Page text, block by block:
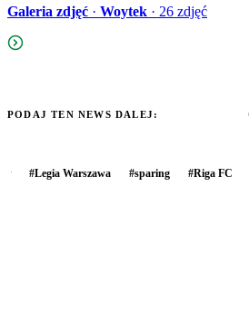
Galeria zdjęć · Woytek · 26 zdjęć
PODAJ TEN NEWS DALEJ:
#Legia Warszawa #sparing #Riga FC